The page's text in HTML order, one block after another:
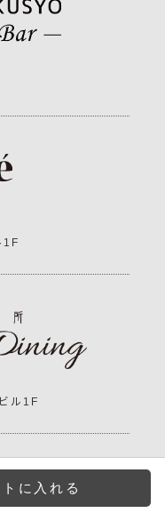
1F
ル1F
All Rights Reserved.